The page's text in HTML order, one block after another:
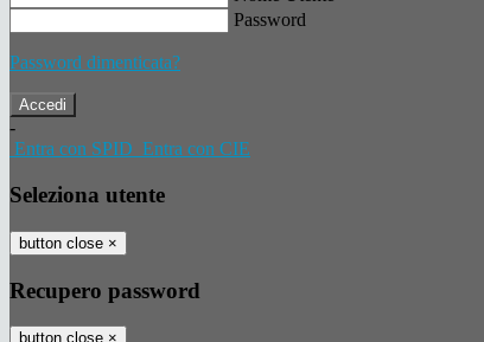
Password
Password dimenticata?
-
Entra con SPID Entra con CIE
Seleziona utente
button close ×
Recupero password
button close ×